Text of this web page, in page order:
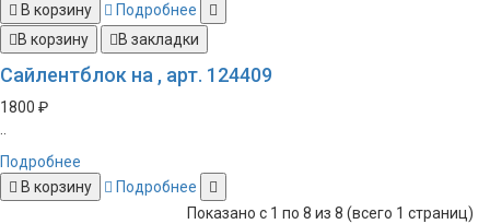
В корзину
Подробнее
В корзину
В закладки
Сайлентблок на , арт. 124409
1800 ₽
..
Подробнее
В корзину
Подробнее
Показано с 1 по 8 из 8 (всего 1 страниц)